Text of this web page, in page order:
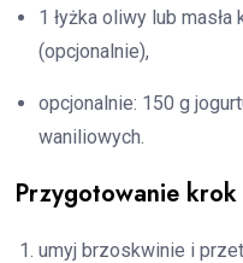
1 łyżka oliwy lub
(opcjonalnie),
opcjonalnie: 150 g
waniliowych.
Przygotowanie
umyj brzoskwinie i